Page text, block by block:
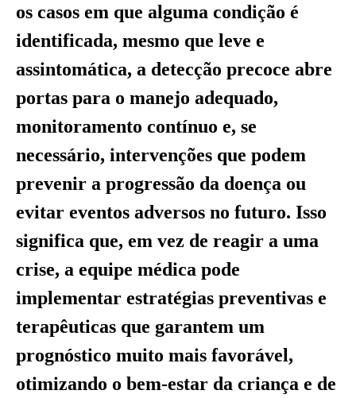
os casos em que alguma condição é
identificada, mesmo que leve e
assintomática, a detecção precoce abre
portas para o manejo adequado,
monitoramento contínuo e, se
necessário, intervenções que podem
prevenir a progressão da doença ou
evitar eventos adversos no futuro. Isso
significa que, em vez de reagir a uma
crise, a equipe médica pode
implementar estratégias preventivas e
terapêuticas que garantem um
prognóstico muito mais favorável,
otimizando o bem-estar da criança e de